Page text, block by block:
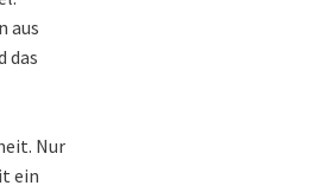
aus
das
Nur
ein